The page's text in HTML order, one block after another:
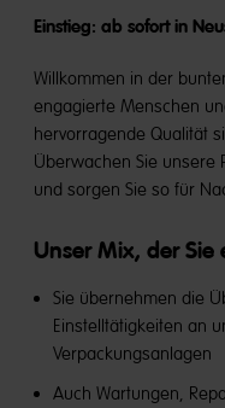
Einstieg: ab sofort in
Willkommen in der
engagierte Menschen
hervorragende Qualität
Überwachen Sie unsere
und sorgen Sie so für
Unser Mix, der Sie
Sie übernehmen die
Einstelltätigkeiten an
Verpackungsanlagen
Auch Wartungen,